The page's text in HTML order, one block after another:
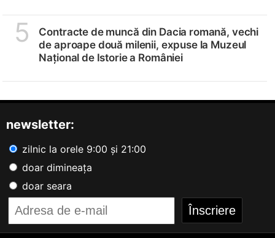
5
Contracte de muncă din Dacia romană, vechi
de aproape două milenii, expuse la Muzeul
Național de Istorie a României
newsletter:
zilnic la orele 9:00 și 21:00
doar dimineața
doar seara